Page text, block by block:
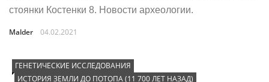
стоянки Костенки 8. Новости археологии.
Malder 04.02.2021
ГЕНЕТИЧЕСКИЕ ИССЛЕДОВАНИЯ
ИСТОРИЯ ЗЕМЛИ ДО ПОТОПА (11 700 ЛЕТ НАЗАД)